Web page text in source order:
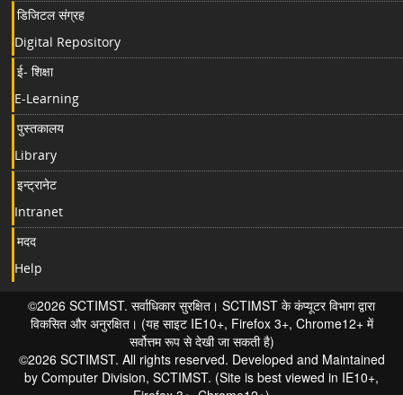
डिजिटल संग्रह
Digital Repository
ई- शिक्षा
E-Learning
पुस्तकालय
Library
इन्ट्रानेट
Intranet
मदद
Help
©2026 SCTIMST. सर्वाधिकार सुरक्षित। SCTIMST के कंप्यूटर विभाग द्वारा
विकसित और अनुरक्षित। (यह साइट IE10+, Firefox 3+, Chrome12+ में
सर्वोत्तम रूप से देखी जा सकती है)
©2026 SCTIMST. All rights reserved. Developed and Maintained
by Computer Division, SCTIMST. (Site is best viewed in IE10+,